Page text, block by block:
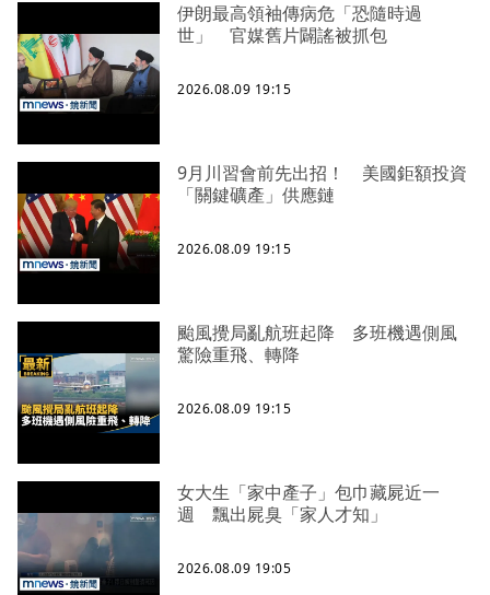
伊朗最高領袖傳病危「恐隨時過
世」 官媒舊片闢謠被抓包
2026.08.09 19:15
9月川習會前先出招！ 美國鉅額投資
「關鍵礦產」供應鏈
2026.08.09 19:15
颱風攪局亂航班起降 多班機遇側風
驚險重飛、轉降
2026.08.09 19:15
女大生「家中產子」包巾藏屍近一
週 飄出屍臭「家人才知」
2026.08.09 19:05